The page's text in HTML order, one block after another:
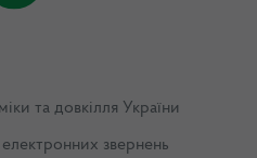
та довкілля України
звернень